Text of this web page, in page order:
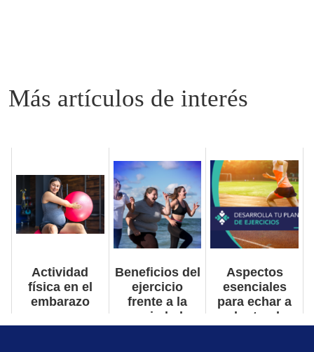
Actividad
física en el
embarazo
Beneficios del
ejercicio
frente a la
ansiedad,
Aspectos
esenciales
para echar a
andar tu plan